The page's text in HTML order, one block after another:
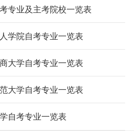
专业及主考院校一览表
学院自考专业一览表
大学自考专业一览表
大学自考专业一览表
自考专业一览表